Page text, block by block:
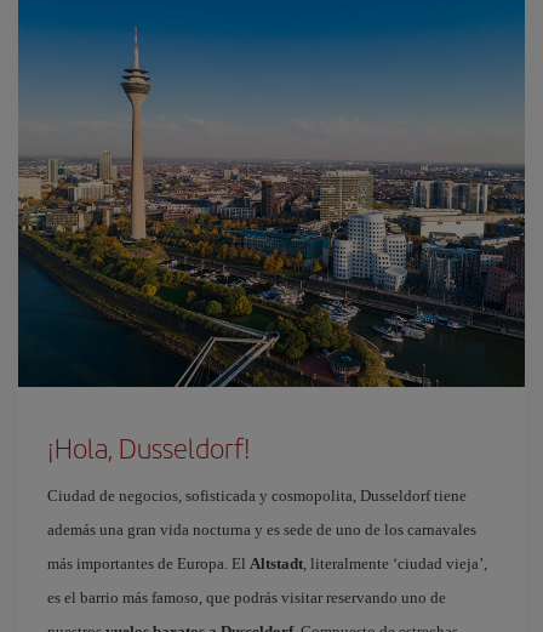
¡Hola, Dusseldorf!
Ciudad de negocios, sofisticada y cosmopolita, Dusseldorf tiene
además una gran vida nocturna y es sede de uno de los carnavales
más importantes de Europa. El Altstadt, literalmente ‘ciudad vieja’,
es el barrio más famoso, que podrás visitar reservando uno de